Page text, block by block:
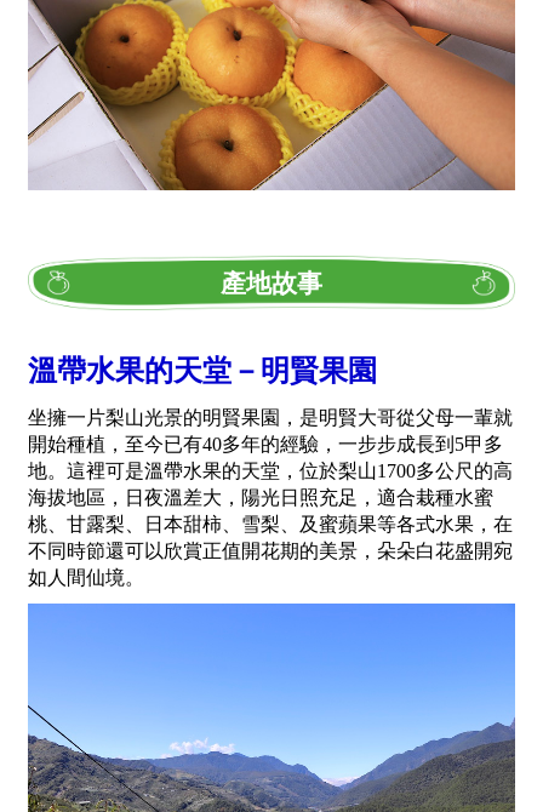
產地故事
溫帶水果的天堂－明賢果園
坐擁一片梨山光景的明賢果園，是明賢大哥從父母一輩就
開始種植，至今已有40多年的經驗，一步步成長到5甲多
地。這裡可是溫帶水果的天堂，位於梨山1700多公尺的高
海拔地區，日夜溫差大，陽光日照充足，適合栽種水蜜
桃、甘露梨、日本甜柿、雪梨、及蜜蘋果等各式水果，在
不同時節還可以欣賞正值開花期的美景，朵朵白花盛開宛
如人間仙境。